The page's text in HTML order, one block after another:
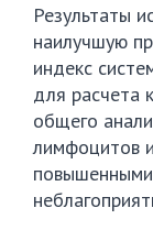
Результаты
наилучшую
индекс
для расчета
общего
лимфоцитов